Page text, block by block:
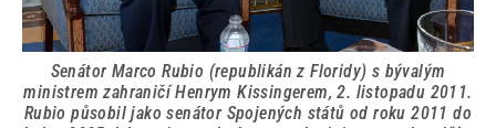
Senátor Marco Rubio (republikán z Floridy) s bývalým
ministrem zahraničí Henrym Kissingerem, 2. listopadu 2011.
Rubio působil jako senátor Spojených států od roku 2011 do